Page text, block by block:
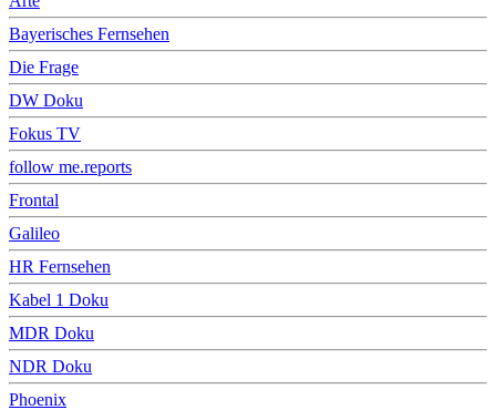
Bayerisches Fernsehen
Die Frage
DW Doku
Fokus TV
follow me.reports
Frontal
Galileo
HR Fernsehen
Kabel 1 Doku
MDR Doku
NDR Doku
Phoenix